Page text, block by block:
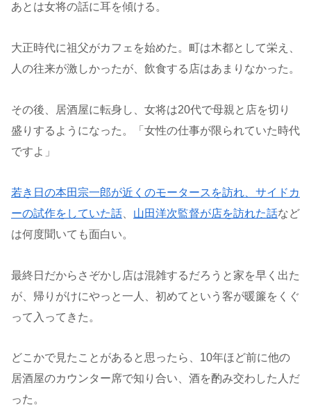
あとは女将の話に耳を傾ける。
大正時代に祖父がカフェを始めた。町は木都として栄え、
人の往来が激しかったが、飲食する店はあまりなかった。
その後、居酒屋に転身し、女将は20代で母親と店を切り
盛りするようになった。「女性の仕事が限られていた時代
ですよ」
若き日の本田宗一郎が近くのモータースを訪れ、サイドカ
ーの試作をしていた話
山田洋次監督が店を訪れた話など
は何度聞いても面白い。
最終日だからさぞかし店は混雑するだろうと家を早く出た
が、帰りがけにやっと一人、初めてという客が暖簾をくぐ
って入ってきた。
どこかで見たことがあると思ったら、10年ほど前に他の
居酒屋のカウンター席で知り合い、酒を酌み交わした人だ
った。